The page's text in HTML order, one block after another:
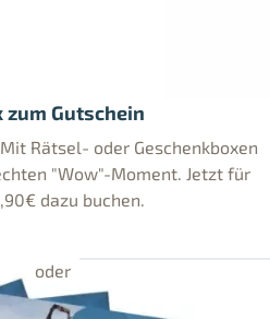
zum Gutschein
Rätsel- oder Geschenkboxen
"Wow"-Moment. Jetzt für
dazu buchen.